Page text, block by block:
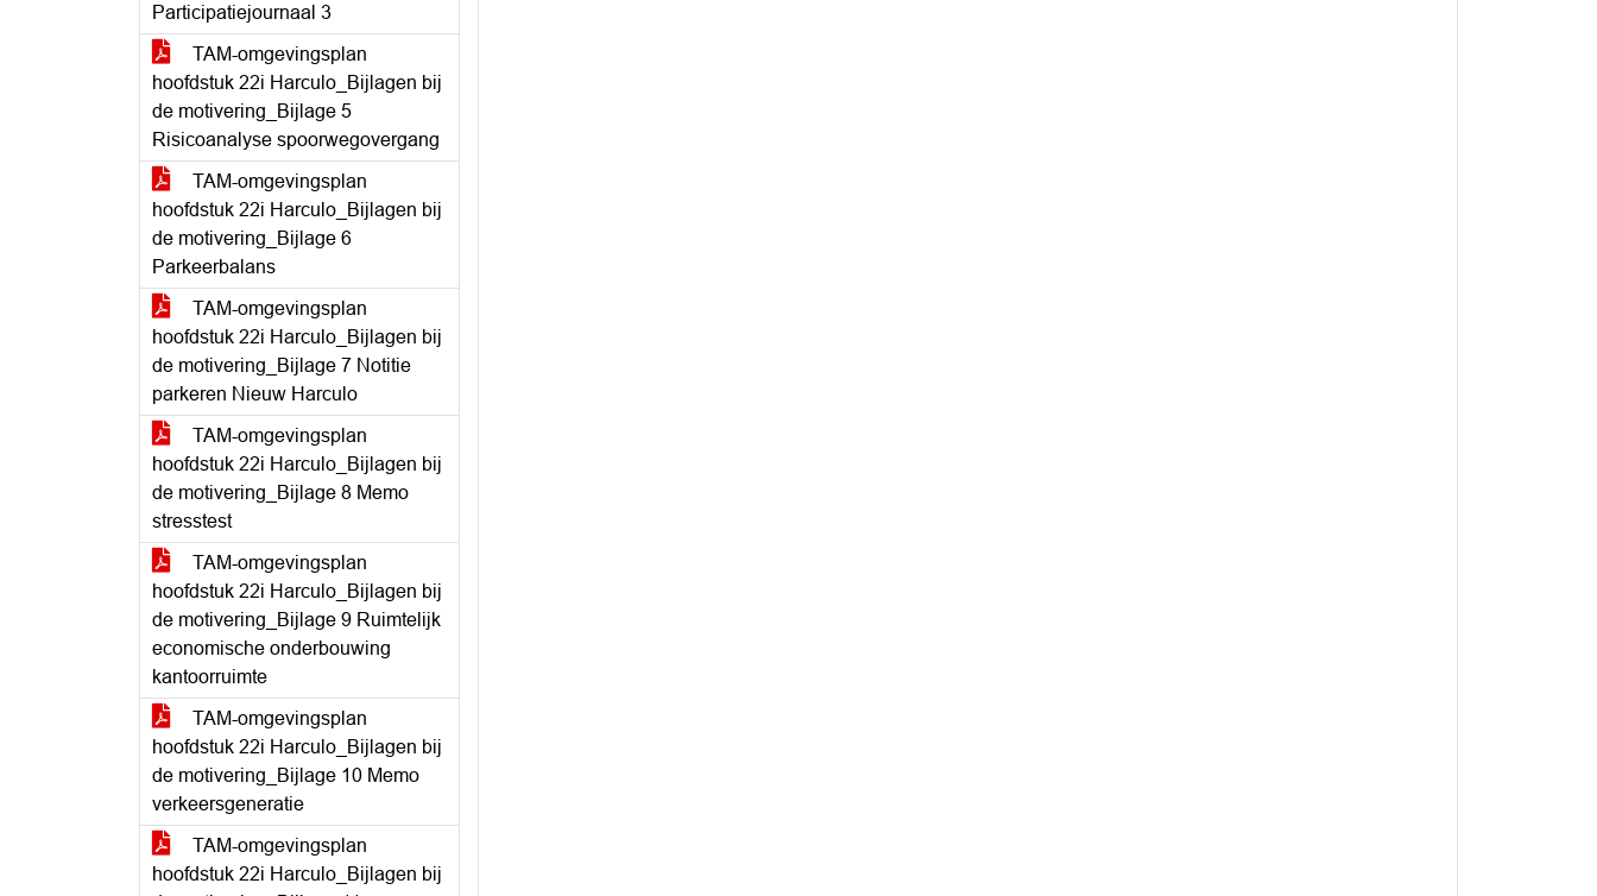
Participatiejournaal 3
TAM-omgevingsplan
hoofdstuk 22i Harculo_Bijlagen bij
de motivering_Bijlage 5
Risicoanalyse spoorwegovergang
TAM-omgevingsplan
hoofdstuk 22i Harculo_Bijlagen bij
de motivering_Bijlage 6
Parkeerbalans
TAM-omgevingsplan
hoofdstuk 22i Harculo_Bijlagen bij
de motivering_Bijlage 7 Notitie
parkeren Nieuw Harculo
TAM-omgevingsplan
hoofdstuk 22i Harculo_Bijlagen bij
de motivering_Bijlage 8 Memo
stresstest
TAM-omgevingsplan
hoofdstuk 22i Harculo_Bijlagen bij
de motivering_Bijlage 9 Ruimtelijk
economische onderbouwing
kantoorruimte
TAM-omgevingsplan
hoofdstuk 22i Harculo_Bijlagen bij
de motivering_Bijlage 10 Memo
verkeersgeneratie
TAM-omgevingsplan
hoofdstuk 22i Harculo_Bijlagen bij